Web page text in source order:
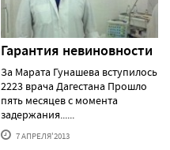
Гарантия невиновности
За Марата Гунашева вступилось
2223 врача Дагестана Прошло
пять месяцев с момента
задержания......
7 АПРЕЛЯ'2013